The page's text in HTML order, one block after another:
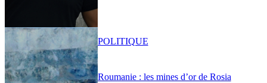
Roumanie : les mines d’or de Rosia
POLITIQUE